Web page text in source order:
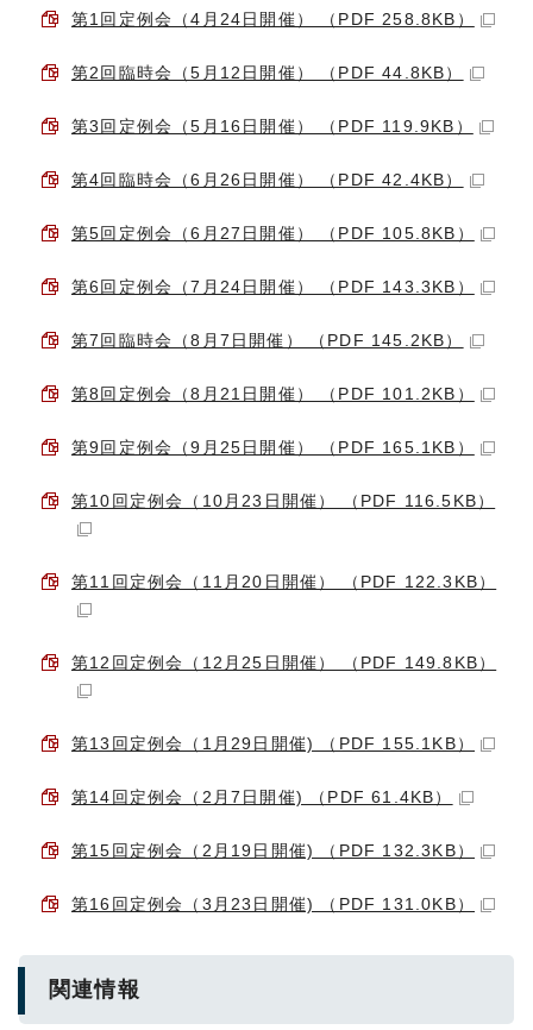
第1回定例会（4月24日開催） （PDF 258.8KB）
第2回臨時会（5月12日開催） （PDF 44.8KB）
第3回定例会（5月16日開催） （PDF 119.9KB）
第4回臨時会（6月26日開催） （PDF 42.4KB）
第5回定例会（6月27日開催） （PDF 105.8KB）
第6回定例会（7月24日開催） （PDF 143.3KB）
第7回臨時会（8月7日開催） （PDF 145.2KB）
第8回定例会（8月21日開催） （PDF 101.2KB）
第9回定例会（9月25日開催） （PDF 165.1KB）
第10回定例会（10月23日開催） （PDF 116.5KB）
第11回定例会（11月20日開催） （PDF 122.3KB）
第12回定例会（12月25日開催） （PDF 149.8KB）
第13回定例会（1月29日開催) （PDF 155.1KB）
第14回定例会（2月7日開催) （PDF 61.4KB）
第15回定例会（2月19日開催) （PDF 132.3KB）
第16回定例会（3月23日開催) （PDF 131.0KB）
関連情報